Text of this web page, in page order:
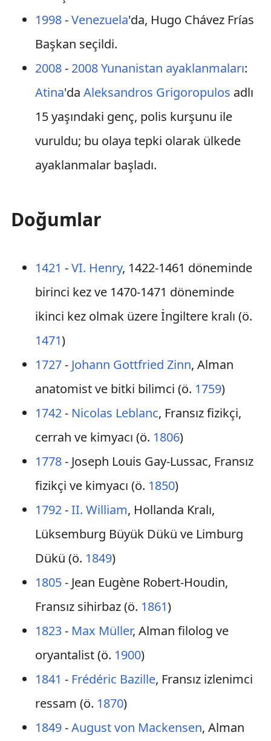
1998-Venezuela'da, Hugo Chávez Frías
Başkan seçildi.
2008- 2008 Yunanistan ayaklanmaları:
Atina'da Aleksandros Grigoropulos adlı
15 yaşındaki genç, polis kurşunu ile
vuruldu; bu olaya tepki olarak ülkede
ayaklanmalar başladı.
Doğumlar
1421 -VI. Henry, 1422-1461 döneminde
birinci kez ve 1470-1471 döneminde
ikinci kez olmak üzere İngiltere kralı (ö.
1471)
1727- Johann Gottfried Zinn, Alman
anatomist ve bitki bilimci (ö. 1759)
1742- Nicolas Leblanc, Fransız fizikçi,
cerrah ve kimyacı (ö. 1806)
1778- Joseph Louis Gay-Lussac, Fransız
fizikçi ve kimyacı (ö. 1850)
1792-II. William, Hollanda Kralı,
Lüksemburg Büyük Dükü ve Limburg
Dükü (ö. 1849)
1805- Jean Eugène Robert-Houdin,
Fransız sihirbaz (ö. 1861)
1823- Max Müller, Alman filolog ve
oryantalist (ö. 1900)
1841 - Frédéric Bazille, Fransız izlenimci
ressam (ö. 1870)
1849-August von Mackensen, Alman